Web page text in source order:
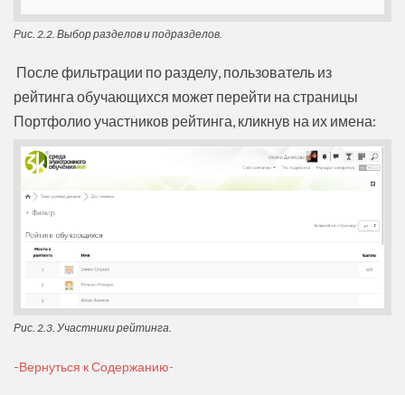
Рис. 2.2. Выбор разделов и подразделов.
После фильтрации по разделу, пользователь из
рейтинга обучающихся может перейти на страницы
Портфолио участников рейтинга, кликнув на их имена:
Рис. 2.3. Участники рейтинга.
-Вернуться к Содержанию-